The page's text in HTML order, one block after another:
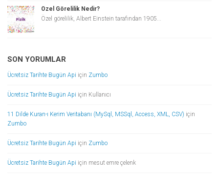
Özel Görelilik Nedir?
Özel görelilik, Albert Einstein tarafından 1905...
SON YORUMLAR
Ücretsiz Tarihte Bugün Api için Zumbo
Ücretsiz Tarihte Bugün Api için Kullanıcı
11 Dilde Kuran-ı Kerim Veritabanı (MySql, MSSql, Access, XML, CSV) için
Zumbo
Ücretsiz Tarihte Bugün Api için Zumbo
Ücretsiz Tarihte Bugün Api için mesut emre çelenk